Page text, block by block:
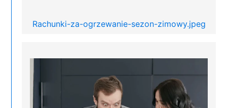
Rachunki-za-ogrzewanie-sezon-zimowy.jpeg